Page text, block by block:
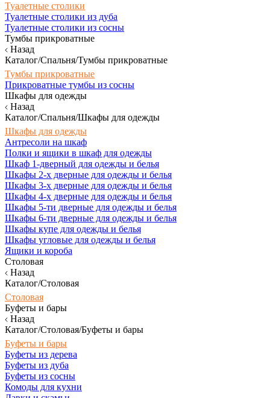
Туалетные столики
Туалетные столики из дуба
Туалетные столики из сосны
Тумбы прикроватные
Назад
Каталог/Спальня/Тумбы прикроватные
Тумбы прикроватные
Прикроватные тумбы из сосны
Шкафы для одежды
Назад
Каталог/Спальня/Шкафы для одежды
Шкафы для одежды
Антресоли на шкаф
Полки и ящики в шкаф для одежды
Шкаф 1-дверный для одежды и белья
Шкафы 2-х дверные для одежды и белья
Шкафы 3-х дверные для одежды и белья
Шкафы 4-х дверные для одежды и белья
Шкафы 5-ти дверные для одежды и белья
Шкафы 6-ти дверные для одежды и белья
Шкафы купе для одежды и белья
Шкафы угловые для одежды и белья
Ящики и короба
Столовая
Назад
Каталог/Столовая
Столовая
Буфеты и бары
Назад
Каталог/Столовая/Буфеты и бары
Буфеты и бары
Буфеты из дерева
Буфеты из дуба
Буфеты из сосны
Комоды для кухни